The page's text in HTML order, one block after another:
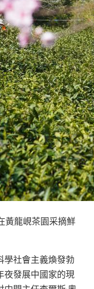
黃龍峴茶園采摘鮮
學社會主義煥發勃
夜發展中國家的現